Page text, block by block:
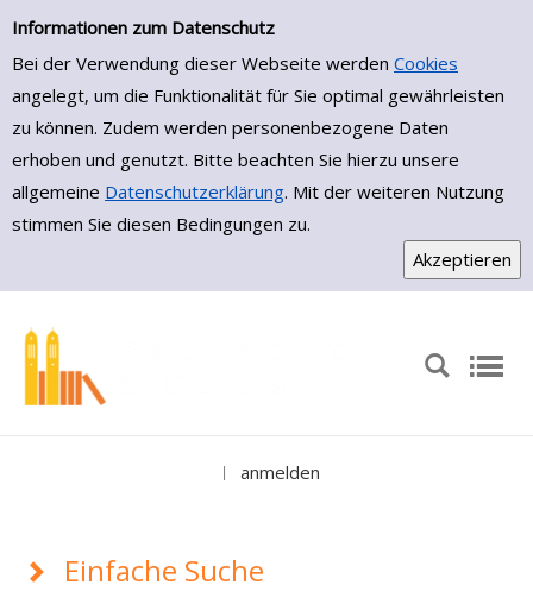
Einfache Suche
Informationen zum Datenschutz
Bei der Verwendung dieser Webseite werden Cookies
angelegt, um die Funktionalität für Sie optimal gewährleisten
zu können. Zudem werden personenbezogene Daten
erhoben und genutzt. Bitte beachten Sie hierzu unsere
allgemeine Datenschutzerklärung. Mit der weiteren Nutzung
stimmen Sie diesen Bedingungen zu.
Zur Detailanzeige springen
anmelden
Einfache Suche